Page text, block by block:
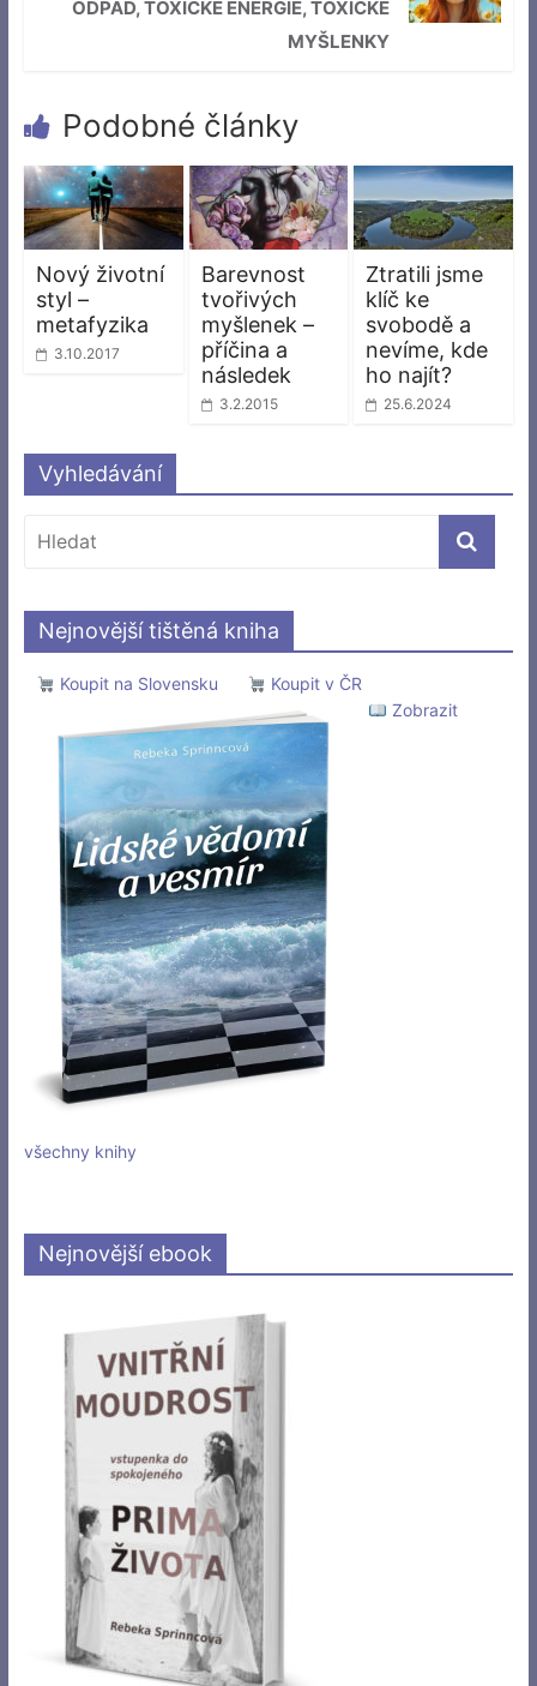
ODPAD, TOXICKÉ ENERGIE, TOXICKÉ
MYŠLENKY
Podobné články
Nový životní
styl –
metafyzika
3.10.2017
Barevnost
tvořivých
myšlenek –
příčina a
následek
3.2.2015
Ztratili jsme
klíč ke
svobodě a
nevíme, kde
ho najít?
25.6.2024
Vyhledávání
Nejnovější tištěná kniha
Koupit na Slovensku
Koupit v ČR
Zobrazit
všechny knihy
Nejnovější ebook